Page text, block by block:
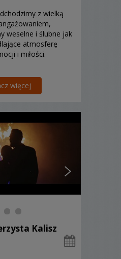
z wielką
weselne i ślubne jak
atmosferę
i miłości.
więcej
Kalisz